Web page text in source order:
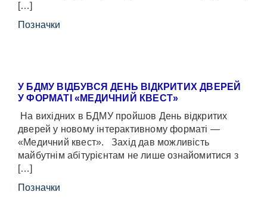
[…]
Позначки
У БДМУ ВІДБУВСЯ ДЕНЬ ВІДКРИТИХ ДВЕРЕЙ
У ФОРМАТІ «МЕДИЧНИЙ КВЕСТ»
На вихідних в БДМУ пройшов День відкритих
дверей у новому інтерактивному форматі —
«Медичний квест». Захід дав можливість
майбутнім абітурієнтам не лише ознайомитися з
[…]
Позначки